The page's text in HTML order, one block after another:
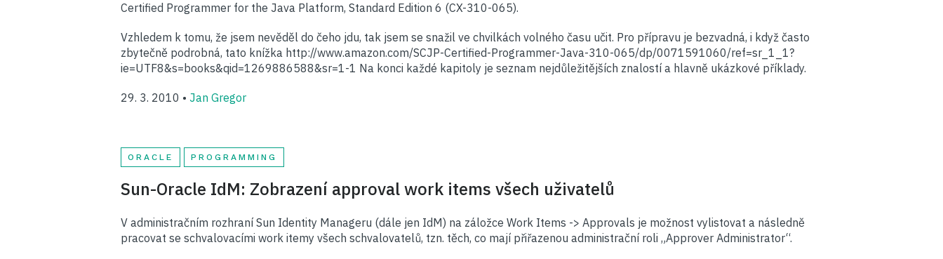
Certified Programmer for the Java Platform, Standard Edition 6 (CX-310-065).
Vzhledem k tomu, že jsem nevěděl do čeho jdu, tak jsem se snažil ve chvilkách volného času učit. Pro přípravu je bezvadná, i když často
zbytečně podrobná, tato knížka http://www.amazon.com/SCJP-Certified-Programmer-Java-310-065/dp/0071591060/ref=sr_1_1?
ie=UTF8&s=books&qid=1269886588&sr=1-1 Na konci každé kapitoly je seznam nejdůležitějších znalostí a hlavně ukázkové příklady.
29. 3. 2010 • Jan Gregor
ORACLE PROGRAMMING
Sun-Oracle IdM: Zobrazení approval work items všech uživatelů
V administračním rozhraní Sun Identity Manageru (dále jen IdM) na záložce Work Items -> Approvals je možnost vylistovat a následně
pracovat se schvalovacími work itemy všech schvalovatelů, tzn. těch, co mají přiřazenou administrační roli „Approver Administrator“.